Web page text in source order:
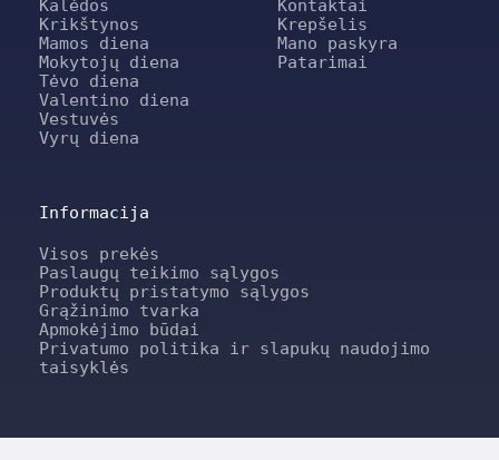
Kalėdos
Krikštynos
Mamos diena
Mokytojų diena
Tėvo diena
Valentino diena
Vestuvės
Vyrų diena
Kontaktai
Krepšelis
Mano paskyra
Patarimai
Informacija
Visos prekės
Paslaugų teikimo sąlygos
Produktų pristatymo sąlygos
Grąžinimo tvarka
Apmokėjimo būdai
Privatumo politika ir slapukų naudojimo
taisyklės